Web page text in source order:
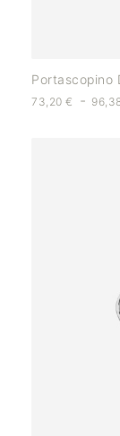
Portascopino
73,20 € -